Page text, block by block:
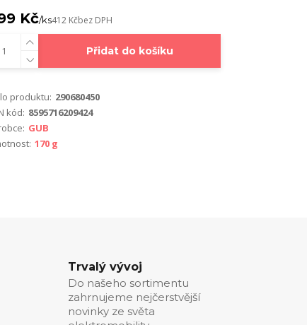
Kč/ks412 Kčbez DPH
Přidat do košíku
produktu: 290680450
kód: 8595716209424
GUB
170 g
Trvalý vývoj
Do našeho sortimentu
zahrnujeme nejčerstvější
novinky ze světa